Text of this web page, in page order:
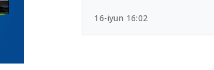
16-iyun 16:02